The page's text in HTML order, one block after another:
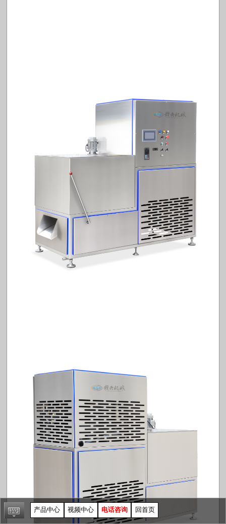
产品中心 视频中心 电话咨询 回首页